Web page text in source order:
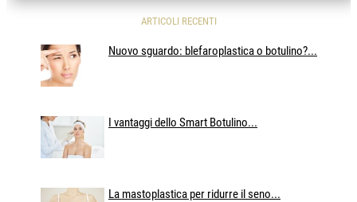
ARTICOLI RECENTI
Nuovo sguardo: blefaroplastica o botulino?...
I vantaggi dello Smart Botulino...
La mastoplastica per ridurre il seno...